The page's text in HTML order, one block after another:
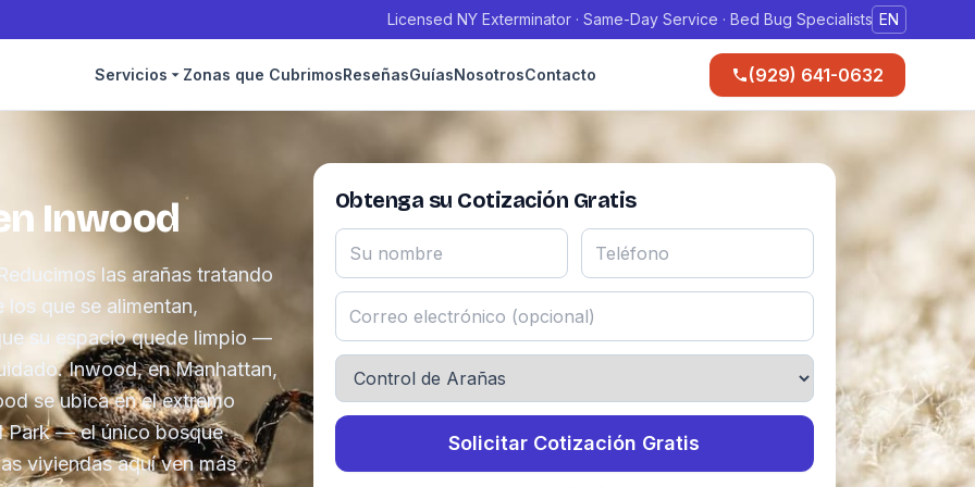
Licensed NY Exterminator · Same-Day Service · Bed Bug Specialists EN
Servicios Zonas que CubrimosReseñasGuíasNosotrosContacto (929) 641-0632
Inwood
las arañas tratando
que se alimentan,
su espacio quede limpio —
Inwood, en Manhattan,
se ubica en el extremo
Park — el único bosque
viviendas aquí ven más
Obtenga su Cotización Gratis
Solicitar Cotización Gratis